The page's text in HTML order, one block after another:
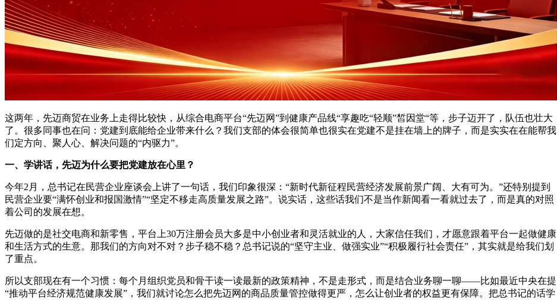
这两年，先迈商贸在业务上走得比较快，从综合电商平台“先迈网”到健康产品线“享趣吃“轻顺”皙因堂“等，步子迈开了，队伍也壮大
了。很多同事也在问：党建到底能给企业带来什么？我们支部的体会很简单也很实在党建不是挂在墙上的牌子，而是实实在在能帮我
们定方向、聚人心、解决问题的“内驱力”。
一、学讲话，先迈为什么要把党建放在心里？
今年2月，总书记在民营企业座谈会上讲了一句话，我们印象很深：“新时代新征程民营经济发展前景广阔、大有可为。”还特别提到
民营企业要“满怀创业和报国激情”“坚定不移走高质量发展之路”。说实话，这些话我们不是当作新闻看一看就过去了，而是真的对照
着公司的发展在想。
先迈做的是社交电商和新零售，平台上30万注册会员大多是中小创业者和灵活就业的人，大家信任我们，才愿意跟着平台一起做健康
和生活方式的生意。那我们的方向对不对？步子稳不稳？总书记说的“坚守主业、做强实业”“积极履行社会责任”，其实就是给我们划
了重点。
所以支部现在有一个习惯：每个月组织党员和骨干读一读最新的政策精神，不是走形式，而是结合业务聊一聊——比如最近中央在提
“推动平台经济规范健康发展”，我们就讨论怎么把先迈网的商品质量管控做得更严，怎么让创业者的权益更有保障。把总书记的话学